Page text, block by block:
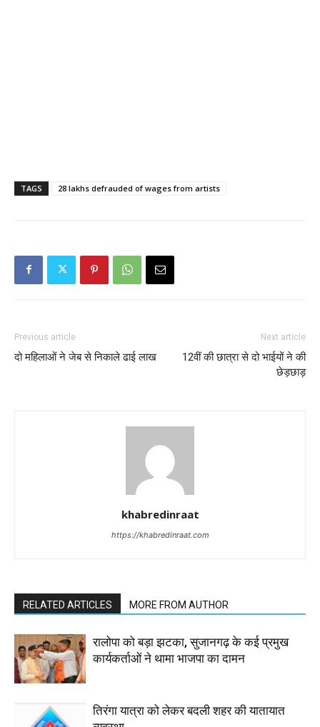
TAGS 28 lakhs defrauded of wages from artists
Previous article
दो महिलाओं ने जेब से निकाले ढाई लाख
Next article
12वीं की छात्रा से दो भाईयों ने की
छेड़छाड़
khabredinraat
https://khabredinraat.com
RELATED ARTICLES MORE FROM AUTHOR
रालोपा को बड़ा झटका, सुजानगढ़ के कई प्रमुख
कार्यकर्ताओं ने थामा भाजपा का दामन
तिरंगा यात्रा को लेकर बदली शहर की यातायात